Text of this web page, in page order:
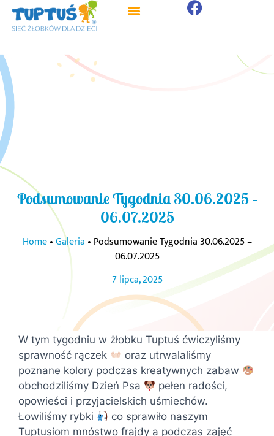
Podsumowanie Tygodnia 30.06.2025 –
06.07.2025
Home•Galeria • Podsumowanie Tygodnia 30.06.2025 –
06.07.2025
7 lipca, 2025
W tym tygodniu w żłobku Tuptuś ćwiczyliśmy
sprawność rączek
oraz utrwalaliśmy
poznane kolory podczas kreatywnych zabaw
obchodziliśmy Dzień Psa
pełen radości,
opowieści i przyjacielskich uśmiechów.
Łowiliśmy rybki
co sprawiło naszym
Tuptusiom mnóstwo frajdy a podczas zajęć